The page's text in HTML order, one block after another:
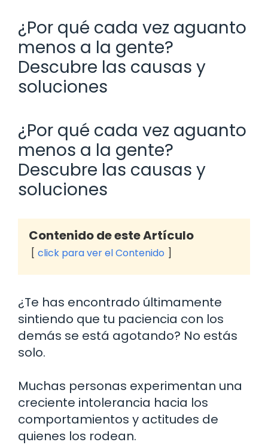
¿Por qué cada vez aguanto
menos a la gente?
Descubre las causas y
soluciones
¿Por qué cada vez aguanto
menos a la gente?
Descubre las causas y
soluciones
Contenido de este Artículo
click para ver el Contenido
¿Te has encontrado últimamente
sintiendo que tu paciencia con los
demás se está agotando? No estás
solo.
Muchas personas experimentan una
creciente intolerancia hacia los
comportamientos y actitudes de
quienes los rodean.